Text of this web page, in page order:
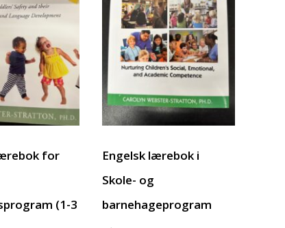
for
(1-3
Engelsk lærebok i
Skole- og
barnehageprogram